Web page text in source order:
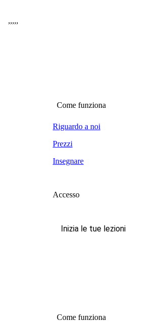
,,,,,
Come funziona
Riguardo a noi
Prezzi
Insegnare
Accesso
Inizia le tue lezioni
Come funziona